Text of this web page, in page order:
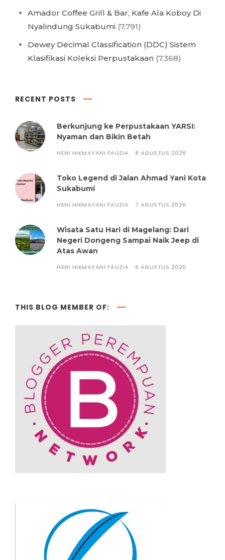
Amador Coffee Grill & Bar, Kafe Ala Koboy Di
Nyalindung Sukabumi (7,791)
Dewey Decimal Classification (DDC) Sistem
Klasifikasi Koleksi Perpustakaan (7,368)
RECENT POSTS
Berkunjung ke Perpustakaan YARSI:
Nyaman dan Bikin Betah
HENI HIKMAYANI FAUZIA 8 AGUSTUS 2026
Toko Legend di Jalan Ahmad Yani Kota
Sukabumi
HENI HIKMAYANI FAUZIA 7 AGUSTUS 2026
Wisata Satu Hari di Magelang: Dari
Negeri Dongeng Sampai Naik Jeep di
Atas Awan
HENI HIKMAYANI FAUZIA 6 AGUSTUS 2026
THIS BLOG MEMBER OF: